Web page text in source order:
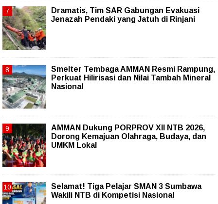
Dramatis, Tim SAR Gabungan Evakuasi
Jenazah Pendaki yang Jatuh di Rinjani
Smelter Tembaga AMMAN Resmi Rampung,
Perkuat Hilirisasi dan Nilai Tambah Mineral
Nasional
AMMAN Dukung PORPROV XII NTB 2026,
Dorong Kemajuan Olahraga, Budaya, dan
UMKM Lokal
Selamat! Tiga Pelajar SMAN 3 Sumbawa
Wakili NTB di Kompetisi Nasional